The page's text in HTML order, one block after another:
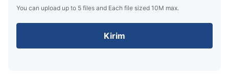
You can upload up to 5 files and Each file sized 10M max.
Kirim